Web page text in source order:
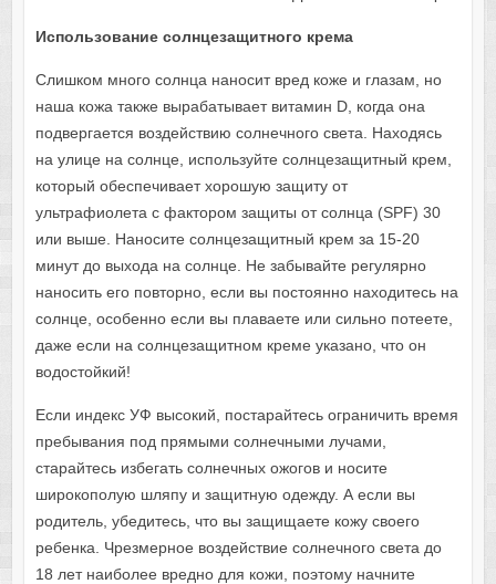
Использование солнцезащитного крема
Слишком много солнца наносит вред коже и глазам, но
наша кожа также вырабатывает витамин D, когда она
подвергается воздействию солнечного света. Находясь
на улице на солнце, используйте солнцезащитный крем,
который обеспечивает хорошую защиту от
ультрафиолета с фактором защиты от солнца (SPF) 30
или выше. Наносите солнцезащитный крем за 15-20
минут до выхода на солнце. Не забывайте регулярно
наносить его повторно, если вы постоянно находитесь на
солнце, особенно если вы плаваете или сильно потеете,
даже если на солнцезащитном креме указано, что он
водостойкий!
Если индекс УФ высокий, постарайтесь ограничить время
пребывания под прямыми солнечными лучами,
старайтесь избегать солнечных ожогов и носите
широкополую шляпу и защитную одежду. А если вы
родитель, убедитесь, что вы защищаете кожу своего
ребенка. Чрезмерное воздействие солнечного света до
18 лет наиболее вредно для кожи, поэтому начните